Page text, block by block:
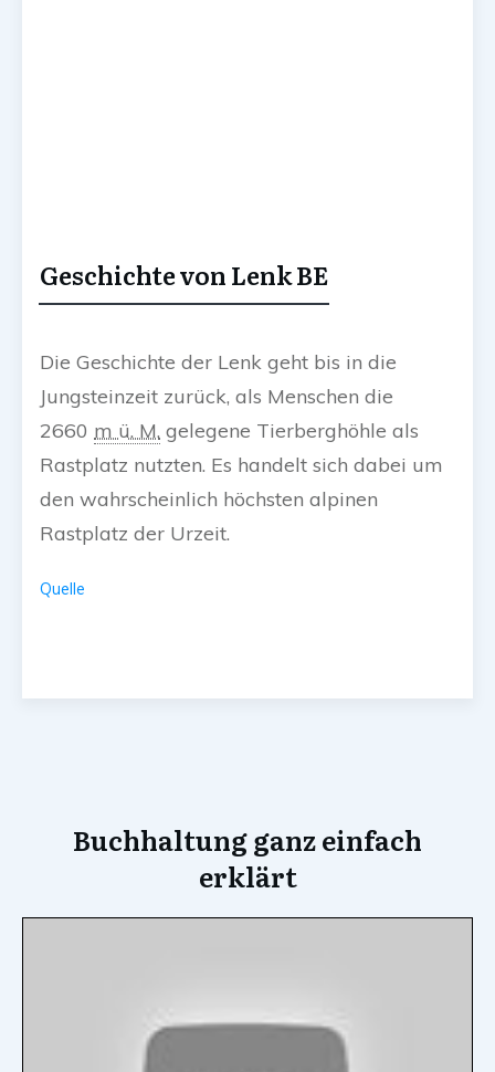
Geschichte von Lenk BE
Die Geschichte der Lenk geht bis in die
Jungsteinzeit zurück, als Menschen die
2660 m ü. M. gelegene Tierberghöhle als
Rastplatz nutzten. Es handelt sich dabei um
den wahrscheinlich höchsten alpinen
Rastplatz der Urzeit.
Quelle
Buchhaltung ganz einfach
erklärt